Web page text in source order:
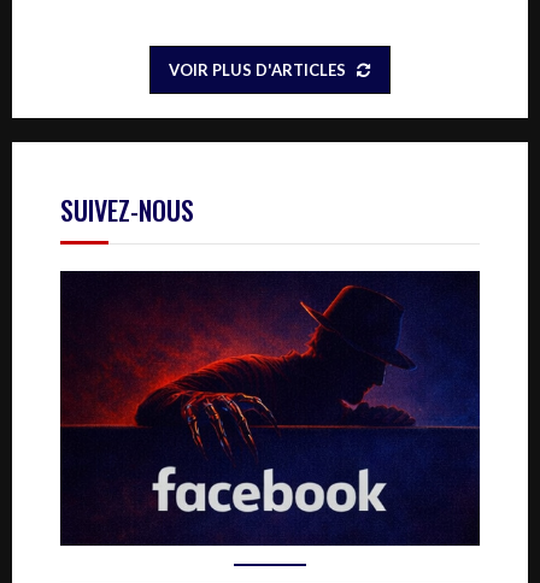
VOIR PLUS D'ARTICLES
SUIVEZ-NOUS